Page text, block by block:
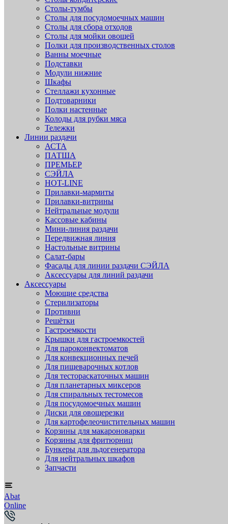
Столы-тумбы
Столы для посудомоечных машин
Столы для сбора отходов
Столы для мойки овощей
Полки для производственных столов
Ванны моечные
Подставки
Модули нижние
Шкафы
Стеллажи кухонные
Подтоварники
Полки настенные
Колоды для рубки мяса
Тележки
Линии раздачи
АСТА
ПАТША
ПРЕМЬЕР
СЭЙЛА
HOT-LINE
Прилавки-мармиты
Прилавки-витрины
Нейтральные модули
Кассовые кабины
Мини-линия раздачи
Передвижная линия
Настольные витрины
Салат-бары
Фасады для линии раздачи СЭЙЛА
Аксессуары для линий раздачи
Аксессуары
Моющие средства
Стерилизаторы
Противни
Решётки
Гастроемкости
Крышки для гастроемкостей
Для пароконвектоматов
Для конвекционных печей
Для пищеварочных котлов
Для тестораскаточных машин
Для планетарных миксеров
Для спиральных тестомесов
Для посудомоечных машин
Диски для овощерезки
Для картофелеочистительных машин
Корзины для макароноварки
Корзины для фритюрниц
Бункеры для льдогенератора
Для нейтральных шкафов
Запчасти
Abat
Online